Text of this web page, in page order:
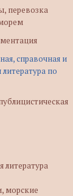
перевозка
справочная и
по
литература
морские